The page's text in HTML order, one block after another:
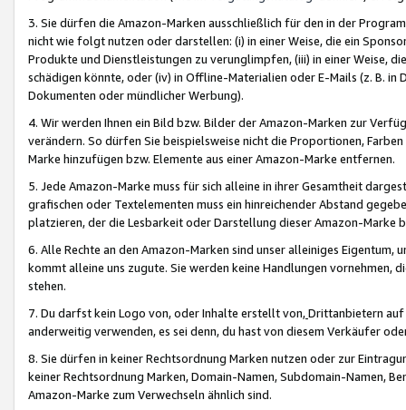
3. Sie dürfen die Amazon-Marken ausschließlich für den in der
nicht wie folgt nutzen oder darstellen: (i) in einer Weise, die ein
Produkte und Dienstleistungen zu verunglimpfen, (iii) in einer Weise,
schädigen könnte, oder (iv) in Offline-Materialien oder E-Mails (z. B. in
Dokumenten oder mündlicher Werbung).
4. Wir werden Ihnen ein Bild bzw. Bilder der Amazon-Marken zur
verändern. So dürfen Sie beispielsweise nicht die Proportionen,
Marke hinzufügen bzw. Elemente aus einer Amazon-Marke entfernen.
5. Jede Amazon-Marke muss für sich alleine in ihrer Gesamtheit
grafischen oder Textelementen muss ein hinreichender Abstand
platzieren, der die Lesbarkeit oder Darstellung dieser Amazon-Marke
6. Alle Rechte an den Amazon-Marken sind unser alleiniges
kommt alleine uns zugute. Sie werden keine Handlungen vornehmen,
stehen.
7. Du darfst kein Logo von, oder Inhalte erstellt von,Drittanbietern auf
anderweitig verwenden, es sei denn, du hast von diesem Verkäufer
8. Sie dürfen in keiner Rechtsordnung Marken nutzen oder zur
keiner Rechtsordnung Marken, Domain-Namen, Subdomain-Namen,
Amazon-Marke zum Verwechseln ähnlich sind.